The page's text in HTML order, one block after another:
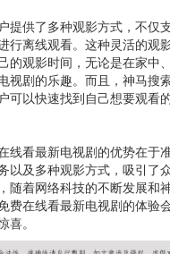
提供了多种观影方式，不仅
行离线观看。这种灵活的观
的观影时间，无论是在家中
视剧的乐趣。而且，神马搜
可以快速找到自己想要观看
线看最新电视剧的优势在于
以及多种观影方式，吸引了
随着网络科技的不断发展和
费在线看最新电视剧的体验
。